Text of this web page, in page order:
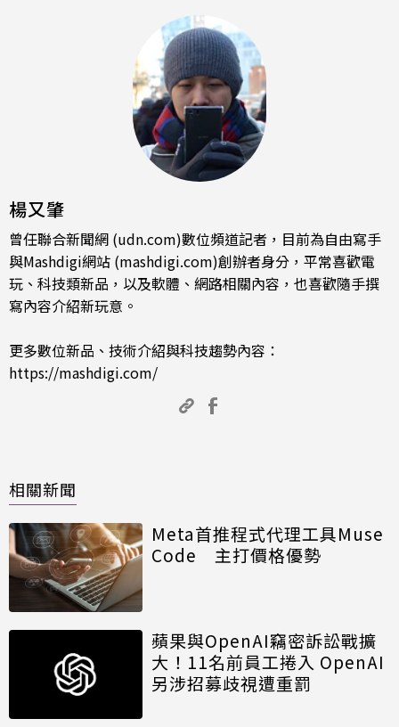
楊又肇
曾任聯合新聞網 (udn.com)數位頻道記者，目前為自由寫手
與Mashdigi網站 (mashdigi.com)創辦者身分，平常喜歡電
玩、科技類新品，以及軟體、網路相關內容，也喜歡隨手撰
寫內容介紹新玩意。
更多數位新品、技術介紹與科技趨勢內容：
https://mashdigi.com/
相關新聞
Meta首推程式代理工具Muse
Code 主打價格優勢
蘋果與OpenAI竊密訴訟戰擴
大！11名前員工捲入 OpenAI
另涉招募歧視遭重罰